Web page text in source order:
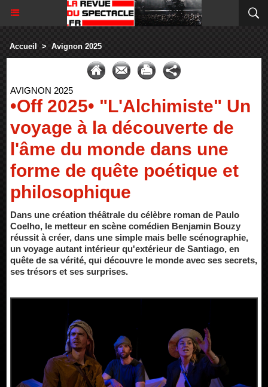
Accueil > Avignon 2025
AVIGNON 2025
•Off 2025• "L'Alchimiste" Un
voyage à la découverte de
l'âme du monde dans une
forme de quête poétique et
philosophique
Dans une création théâtrale du célèbre roman de Paulo
Coelho, le metteur en scène comédien Benjamin Bouzy
réussit à créer, dans une simple mais belle scénographie,
un voyage autant intérieur qu'extérieur de Santiago, en
quête de sa vérité, qui découvre le monde avec ses secrets,
ses trésors et ses surprises.